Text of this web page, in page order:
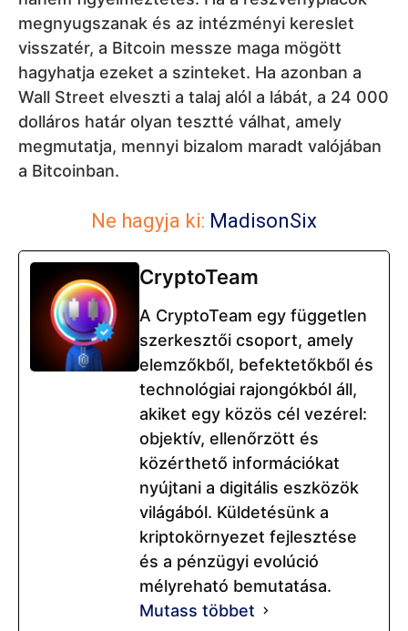
megnyugszanak és az intézményi kereslet
visszatér, a Bitcoin messze maga mögött
hagyhatja ezeket a szinteket. Ha azonban a
Wall Street elveszti a talaj alól a lábát, a 24 000
dolláros határ olyan tesztté válhat, amely
megmutatja, mennyi bizalom maradt valójában
a Bitcoinban.
Ne hagyja ki: MadisonSix
CryptoTeam
A CryptoTeam egy független
szerkesztői csoport, amely
elemzőkből, befektetőkből és
technológiai rajongókból áll,
akiket egy közös cél vezérel:
objektív, ellenőrzött és
közérthető információkat
nyújtani a digitális eszközök
világából. Küldetésünk a
kriptokörnyezet fejlesztése
és a pénzügyi evolúció
mélyreható bemutatása.
Mutass többet